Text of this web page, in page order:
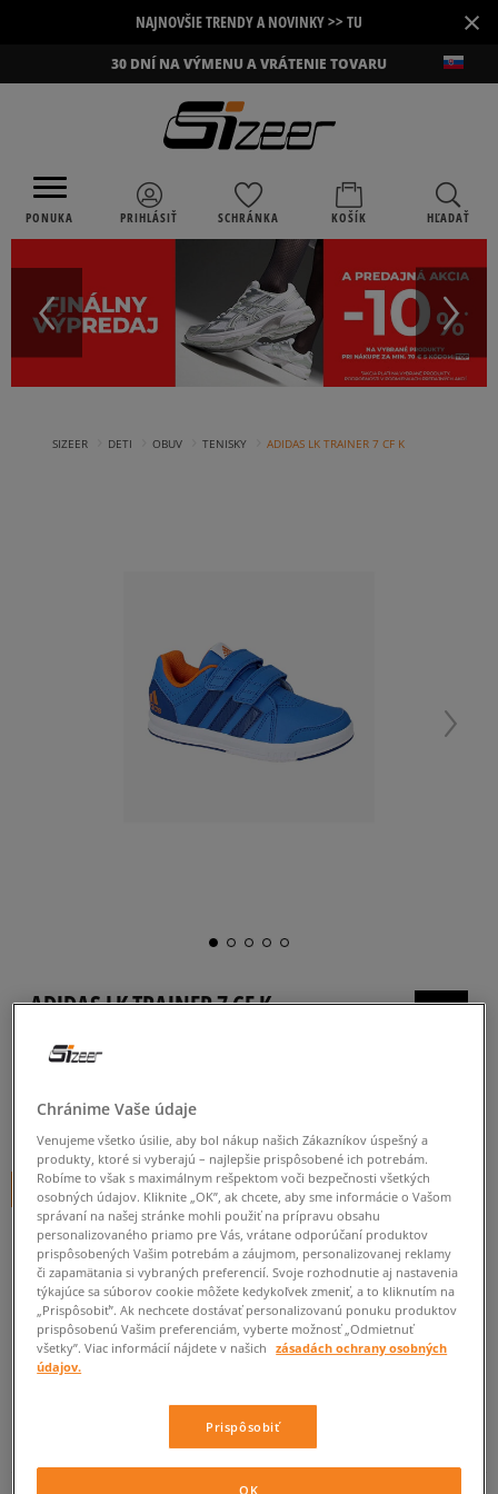
NAJNOVŠIE TRENDY A NOVINKY >> TU ×
30 DNÍ NA VÝMENU A VRÁTENIE TOVARU
PONUKA PRIHLÁSIŤ SCHRÁNKA KOŠÍK HĽADAŤ
SIZEER DETI OBUV TENISKY ADIDAS LK TRAINER 7 CF K
ADIDAS LK TRAINER 7 CF K
9,99€cena s DPH
+ 10 BODOV V SIZEERCLUBE
Informujte ma o dostupnosti
Ak bude položka opäť dostupná, dostanete od nás oznámenie.
Vyberte veľkosť
ZISTIŤ DOSTUPNOSŤ V NAŠICH KAMENNÝCH PREDAJNIACH
Chránime Vaše údaje
Venujeme všetko úsilie, aby bol nákup našich Zákazníkov úspešný a
produkty, ktoré si vyberajú – najlepšie prispôsobené ich potrebám.
Robíme to však s maximálnym rešpektom voči bezpečnosti všetkých
osobných údajov. Kliknite „OK”, ak chcete, aby sme informácie o Vašom
správaní na našej stránke mohli použiť na prípravu obsahu
personalizovaného priamo pre Vás, vrátane odporúčaní produktov
prispôsobených Vašim potrebám a záujmom, personalizovanej reklamy
či zapamätania si vybraných preferencií. Svoje rozhodnutie aj nastavenia
týkajúce sa súborov cookie môžete kedykoľvek zmeniť, a to kliknutím na
„Prispôsobiť”. Ak nechcete dostávať personalizovanú ponuku produktov
prispôsobenú Vašim preferenciám, vyberte možnosť „Odmietnuť
všetky”. Viac informácií nájdete v našich
zásadách ochrany osobných
údajov.
Prispôsobiť
OK